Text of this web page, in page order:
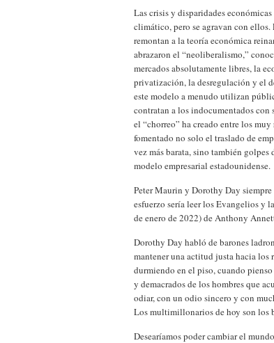
Las crisis y disparidades
climático, pero se agravan con
remontan a la teoría económica
abrazaron el “neoliberalismo,”
mercados absolutamente libres, la
privatización, la desregulación y el
este modelo a menudo utilizan
contratan a los indocumentados con
el “chorreo” ha creado entre los
fomentado no solo el traslado de
vez más barata, sino también golpes
modelo empresarial estadounidense.
Peter Maurin y Dorothy Day
esfuerzo sería leer los Evangelios y
de enero de 2022) de Anthony
Dorothy Day habló de barones
mantener una actitud justa hacia los
durmiendo en el piso, cuando
y demacrados de los hombres que
odiar, con un odio sincero y con
Los multimillonarios de hoy son los
Desearíamos poder cambiar el